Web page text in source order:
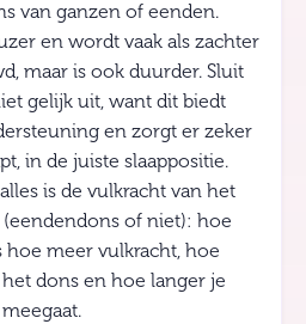
van ganzen of eenden.
en wordt vaak als zachter
maar is ook duurder. Sluit
gelijk uit, want dit biedt
en zorgt er zeker
in de juiste slaappositie.
is de vulkracht van het
of niet): hoe
hoe meer vulkracht, hoe
dons en hoe langer je